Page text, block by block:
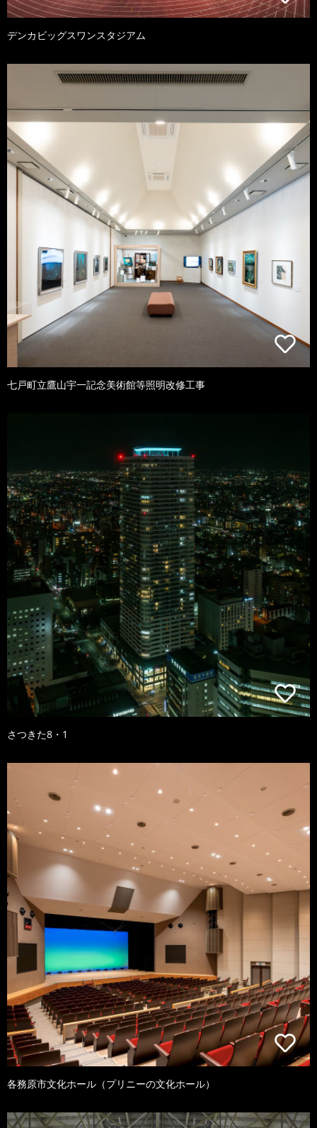
デンカビッグスワンスタジアム
七戸町立鷹山宇一記念美術館等照明改修工事
さつきた8・1
各務原市文化ホール（プリニーの文化ホール）